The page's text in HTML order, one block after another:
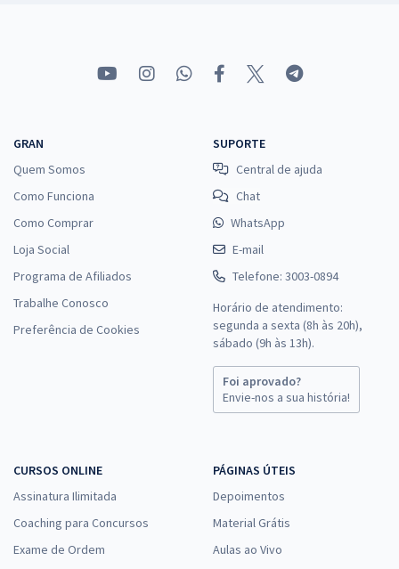
GRAN
Quem Somos
Como Funciona
Como Comprar
Loja Social
Programa de Afiliados
Trabalhe Conosco
Preferência de Cookies
SUPORTE
Central de ajuda
Chat
WhatsApp
E-mail
Telefone: 3003-0894
Horário de atendimento:
segunda a sexta (8h às 20h),
sábado (9h às 13h).
Foi aprovado?
Envie-nos a sua história!
CURSOS ONLINE
Assinatura Ilimitada
Coaching para Concursos
Exame de Ordem
PÁGINAS ÚTEIS
Depoimentos
Material Grátis
Aulas ao Vivo